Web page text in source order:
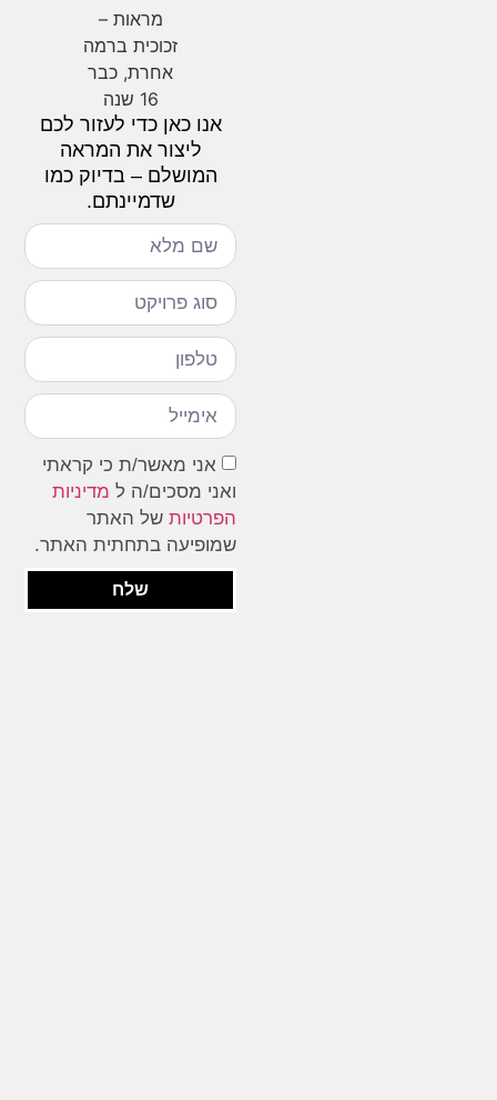
אנו כאן כדי לעזור לכם
ליצור את המראה
המושלם – בדיוק כמו
שדמיינתם.
אני מאשר/ת כי קראתי
ואני מסכים/ה ל מדיניות
הפרטיותשל האתר
שמופיעה בתחתית האתר.
שלח